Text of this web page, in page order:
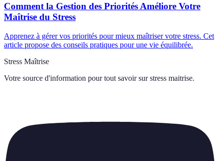
Comment la Gestion des Priorités Améliore Votre
Maîtrise du Stress
Apprenez à gérer vos priorités pour mieux maîtriser votre stress. Cet
article propose des conseils pratiques pour une vie équilibrée.
Stress Maîtrise
Votre source d'information pour tout savoir sur stress maitrise.